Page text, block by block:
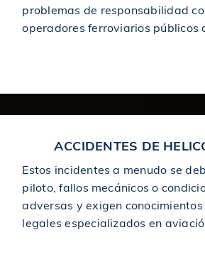
problemas de responsabilidad
operadores ferroviarios públicos
ACCIDENTES DE
Estos incidentes a menudo se
piloto, fallos mecánicos o
adversas y exigen
legales especializados en
$2,000,000 Premiado en un accidente
$2,000,000 Premiado en un
$2,000,000 Recuperado en un caso